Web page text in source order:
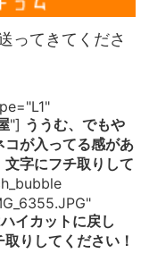
ってきてくださ
"] ううむ、でもや
コが入ってる感があ
字にフチ取りして
イカットに戻し
りしてください！